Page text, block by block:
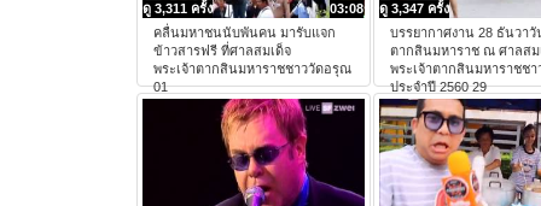
03:08
ดู 3,311 ครั้ง
คลื่นมหาชนนับพันคน มารับแจก
ข้าวสารฟรี ที่ศาลสมเด็จ
พระเจ้าตากสินมหาราชชาววัดอรุณ
01
ดู 3,347 ครั้ง
บรรยากาศงาน 28 ธันวาวั
ตากสินมหาราช ณ ศาลสม
พระเจ้าตากสินมหาราชช
ประจำปี 2560 29